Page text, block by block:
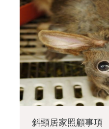
斜頸居家照顧事項